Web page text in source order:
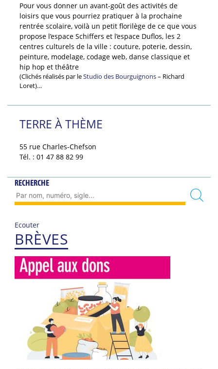
Pour vous donner un avant-goût des activités de
loisirs que vous pourriez pratiquer à la prochaine
rentrée scolaire, voilà un petit florilège de ce que vous
propose l’espace Schiffers et l’espace Duflos, les 2
centres culturels de la ville : couture, poterie, dessin,
peinture, modelage, codage web, danse classique et
hip hop et théâtre
(Clichés réalisés par leStudio des Bourguignons– Richard
Loret)…
TERRE À THÈME
55 rue Charles-Chefson
Tél. : 01 47 88 82 99
RECHERCHE
Ecouter
BRÈVES